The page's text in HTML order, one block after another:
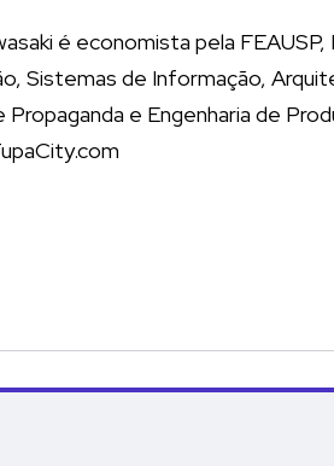
é economista pela
Sistemas de Informação,
Propaganda e Engenharia de